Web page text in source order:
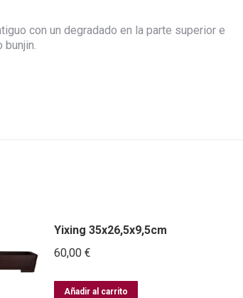
con un degradado en la parte superior e
bunjin.
Yixing 35x26,5x9,5cm
60,00 €
Añadir al carrito